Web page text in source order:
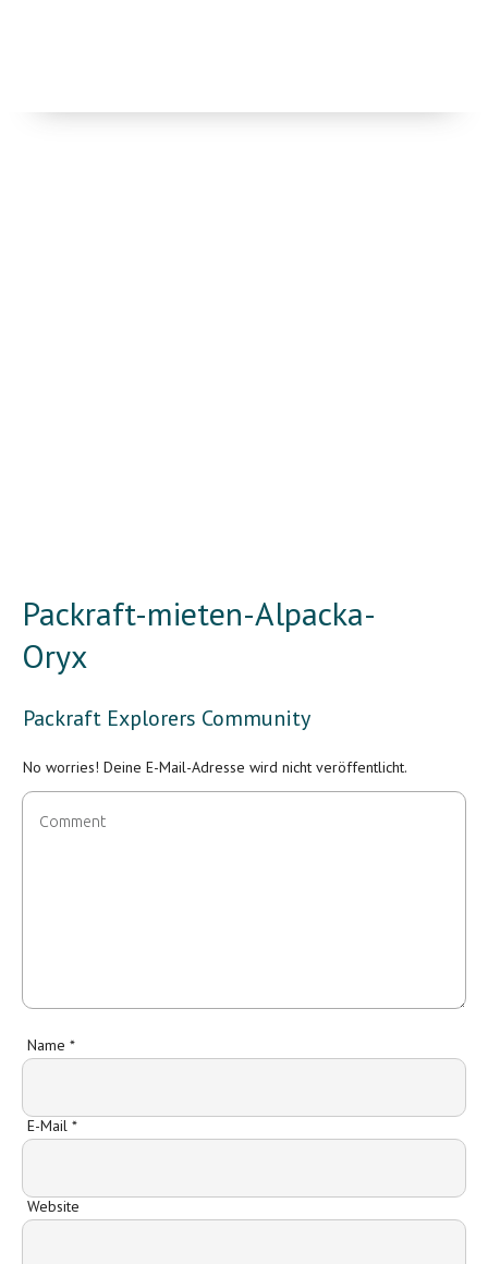
Packraft-mieten-Alpacka-
Oryx
Packraft Explorers Community
No worries! Deine E-Mail-Adresse wird nicht veröffentlicht.
Name *
E-Mail *
Website